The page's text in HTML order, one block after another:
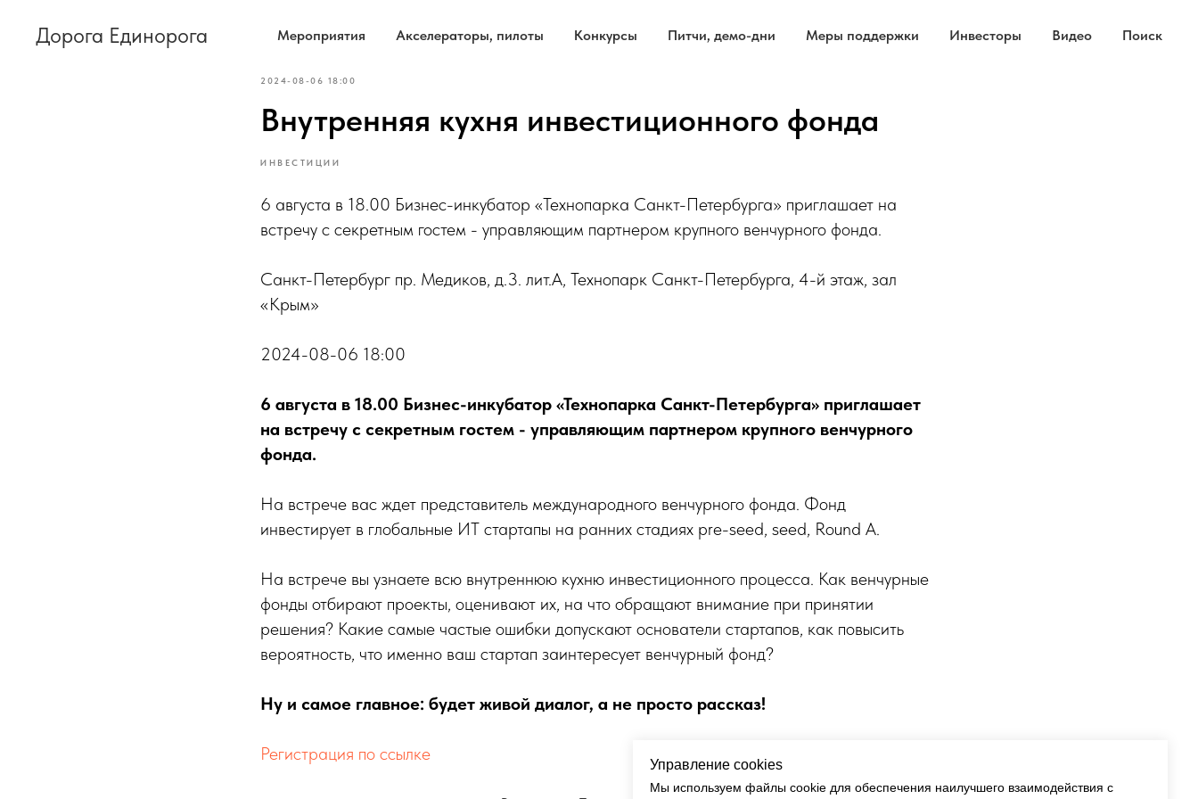
Дорога Единорога Мероприятия Акселераторы, пилоты Конкурсы Питчи, демо-дни Меры поддержки Инвесторы Видео Поиск
2024-08-06 18:00
Внутренняя кухня инвестиционного фонда
ИНВЕСТИЦИИ
6 августа в 18.00 Бизнес-инкубатор «Технопарка Санкт-Петербурга» приглашает на
встречу с секретным гостем - управляющим партнером крупного венчурного фонда.
Санкт-Петербург пр. Медиков, д.3. лит.А, Технопарк Санкт-Петербурга, 4-й этаж, зал
«Крым»
2024-08-06 18:00
6 августа в 18.00 Бизнес-инкубатор «Технопарка Санкт-Петербурга» приглашает
на встречу с секретным гостем - управляющим партнером крупного венчурного
фонда.
На встрече вас ждет представитель международного венчурного фонда. Фонд
инвестирует в глобальные ИТ стартапы на ранних стадиях pre-seed, seed, Round A.
На встрече вы узнаете всю внутреннюю кухню инвестиционного процесса. Как венчурные
фонды отбирают проекты, оценивают их, на что обращают внимание при принятии
решения? Какие самые частые ошибки допускают основатели стартапов, как повысить
вероятность, что именно ваш стартап заинтересует венчурный фонд?
Ну и самое главное: будет живой диалог, а не просто рассказ!
Регистрация по ссылке
Управление cookies
Мы используем файлы cookie для обеспечения наилучшего взаимодействия с